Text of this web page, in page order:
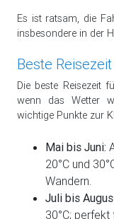
Es ist ratsam, die
insbesondere in der
Beste
Die beste Reisezeit
wenn das Wetter
wichtige Punkte zur
Mai bis Juni:
20°C und
Wandern.
Juli bis
30°C;